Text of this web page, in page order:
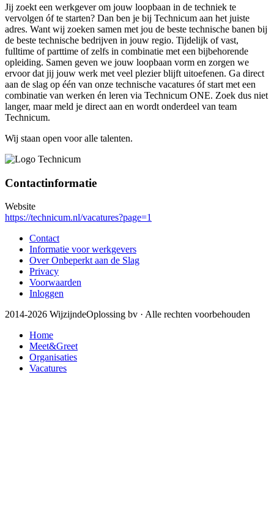
Jij zoekt een werkgever om jouw loopbaan in de techniek te
vervolgen óf te starten? Dan ben je bij Technicum aan het juiste
adres. Want wij zoeken samen met jou de beste technische banen bij
de beste technische bedrijven in jouw regio. Tijdelijk of vast,
fulltime of parttime of zelfs in combinatie met een bijbehorende
opleiding. Samen geven we jouw loopbaan vorm en zorgen we
ervoor dat jij jouw werk met veel plezier blijft uitoefenen. Ga direct
aan de slag op één van onze technische vacatures óf start met een
combinatie van werken én leren via Technicum ONE. Zoek dus niet
langer, maar meld je direct aan en wordt onderdeel van team
Technicum.
Wij staan open voor alle talenten.
Contactinformatie
Website
https://technicum.nl/vacatures?page=1
Contact
Informatie voor werkgevers
Over Onbeperkt aan de Slag
Privacy
Voorwaarden
Inloggen
2014-2026 WijzijndeOplossing bv · Alle rechten voorbehouden
Home
Meet&Greet
Organisaties
Vacatures